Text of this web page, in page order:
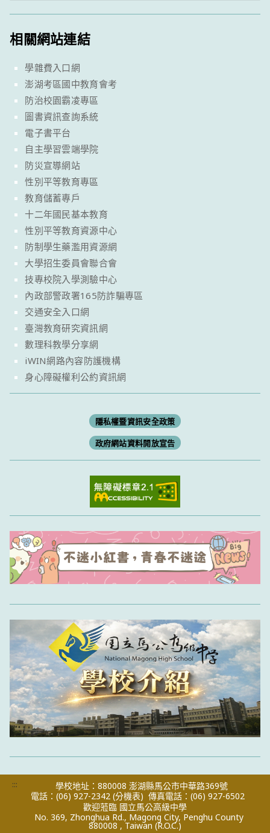
相關網站連結
學雜費入口網
澎湖考區國中教育會考
防治校園霸凌專區
圖書資訊查詢系統
電子書平台
自主學習雲端學院
防災宣導網站
性別平等教育專區
教育儲蓄專戶
十二年國民基本教育
性別平等教育資源中心
防制學生藥濫用資源網
大學招生委員會聯合會
技專校院入學測驗中心
內政部警政署165防詐騙專區
交通安全入口網
臺灣教育研究資訊網
數理科教學分享網
iWIN網路內容防護機構
身心障礙權利公約資訊網
隱私權暨資訊安全政策
政府網站資料開放宣告
:::
學校地址：880008 澎湖縣馬公市中華路369號
電話：(06) 927-2342 (分機表) 傳真電話：(06) 927-6502
歡迎蒞臨 國立馬公高級中學
No. 369, Zhonghua Rd., Magong City, Penghu County
880008 , Taiwan (R.O.C.)